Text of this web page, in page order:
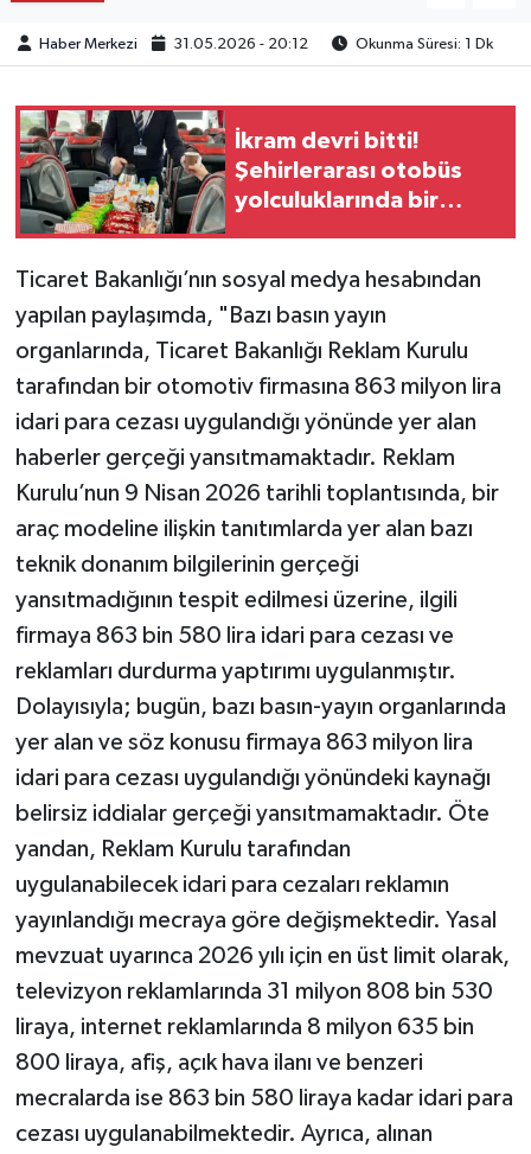
Haber Merkezi 31.05.2026 - 20:12 Okunma Süresi: 1 Dk
İkram devri bitti!
Şehirlerarası otobüs
yolculuklarında bir
yok
Ticaret Bakanlığı’nın sosyal medya hesabından
yapılan paylaşımda, "Bazı basın yayın
organlarında, Ticaret Bakanlığı Reklam Kurulu
tarafından bir otomotiv firmasına 863 milyon lira
idari para cezası uygulandığı yönünde yer alan
haberler gerçeği yansıtmamaktadır. Reklam
Kurulu’nun 9 Nisan 2026 tarihli toplantısında, bir
araç modeline ilişkin tanıtımlarda yer alan bazı
teknik donanım bilgilerinin gerçeği
yansıtmadığının tespit edilmesi üzerine, ilgili
firmaya 863 bin 580 lira idari para cezası ve
reklamları durdurma yaptırımı uygulanmıştır.
Dolayısıyla; bugün, bazı basın-yayın organlarında
yer alan ve söz konusu firmaya 863 milyon lira
idari para cezası uygulandığı yönündeki kaynağı
belirsiz iddialar gerçeği yansıtmamaktadır. Öte
yandan, Reklam Kurulu tarafından
uygulanabilecek idari para cezaları reklamın
yayınlandığı mecraya göre değişmektedir. Yasal
mevzuat uyarınca 2026 yılı için en üst limit olarak,
televizyon reklamlarında 31 milyon 808 bin 530
liraya, internet reklamlarında 8 milyon 635 bin
800 liraya, afiş, açık hava ilanı ve benzeri
mecralarda ise 863 bin 580 liraya kadar idari para
cezası uygulanabilmektedir. Ayrıca, alınan